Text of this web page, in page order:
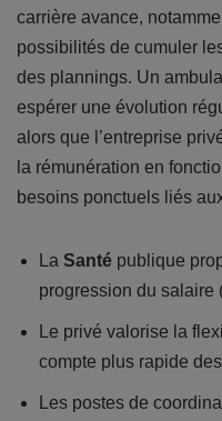
carrière avance,
possibilités de cumuler
des plannings. Un
espérer une évolution
alors que l’entreprise
la rémunération en
besoins ponctuels liés
La Santé publique
progression du salaire
Le privé valorise la
compte plus rapide
Les postes de